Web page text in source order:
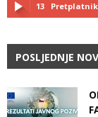
13
POSLJEDNJE